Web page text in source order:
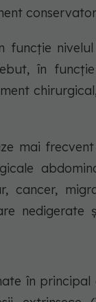
în
mai
cancer,
nedigerate
în